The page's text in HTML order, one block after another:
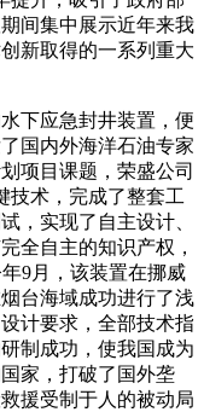
间集中展示近年来我
新取得的一系列重大
下应急封井装置，便
国内外海洋石油专家
项目课题，荣盛公司
技术，完成了整套工
，实现了自主设计、
全自主的知识产权，
9月，该装置在挪威
台海域成功进行了浅
计要求，全部技术指
制成功，使我国成为
家，打破了国外垄
援受制于人的被动局